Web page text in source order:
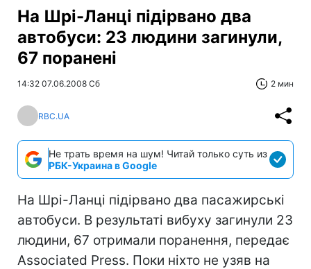
На Шрі-Ланці підірвано два
автобуси: 23 людини загинули,
67 поранені
14:32 07.06.2008 Сб 2 мин
RBC.UA
Не трать время на шум! Читай только суть из
РБК-Украина в Google
На Шрі-Ланці підірвано два пасажирські
автобуси. В результаті вибуху загинули 23
людини, 67 отримали поранення, передає
Associated Press. Поки ніхто не узяв на